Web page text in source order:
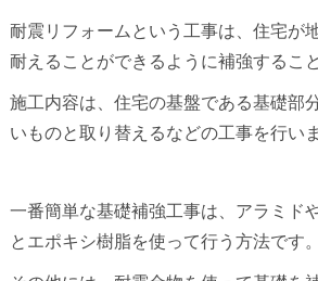
耐震リフォームという工事は、住宅が
耐えることができるように補強するこ
施工内容は、住宅の基盤である基礎部
いものと取り替えるなどの工事を行いま
一番簡単な基礎補強工事は、アラミド
とエポキシ樹脂を使って行う方法です。